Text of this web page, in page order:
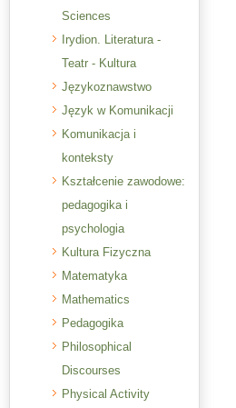
Sciences
Irydion. Literatura -
Teatr - Kultura
Językoznawstwo
Język w Komunikacji
Komunikacja i
konteksty
Kształcenie zawodowe:
pedagogika i
psychologia
Kultura Fizyczna
Matematyka
Mathematics
Pedagogika
Philosophical
Discourses
Physical Activity